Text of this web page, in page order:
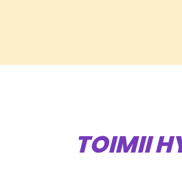
TOIMII